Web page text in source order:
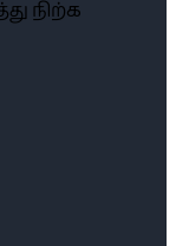
நிற்க